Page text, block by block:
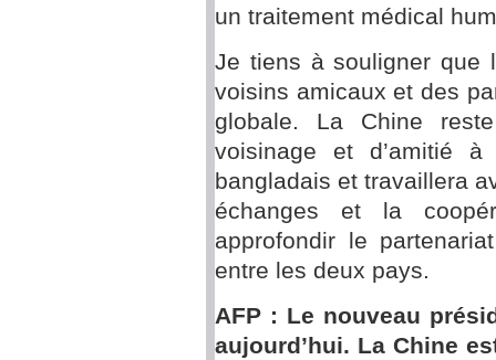
un traitement médical
Je tiens à souligner que
voisins amicaux et des
globale. La Chine
voisinage et d’amitié à
bangladais et travaillera
échanges et la
approfondir le
entre les deux pays.
AFP : Le nouveau
aujourd’hui. La Chine